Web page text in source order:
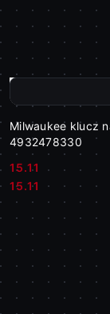
Milwaukee klucz
4932478330
Cena:
15.11
Cena:
15.11